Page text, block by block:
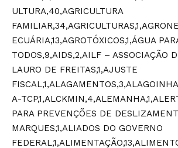
ULTURA,40,AGRICULTURA
ECUÁRIA,13,AGROTÓXICOS,1,ÁGUA
TODOS,9,AIDS,2,AILF – ASSOCIAÇÃO
LAURO DE FREITAS,1,AJUSTE
A-
PARA PREVENÇÕES DE
MARQUES,1,ALIADOS DO GOVERNO